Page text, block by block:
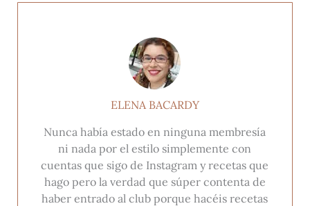
ELENA BACARDY
Nunca había estado en ninguna membresía
ni nada por el estilo simplemente con
cuentas que sigo de Instagram y recetas que
hago pero la verdad que súper contenta de
haber entrado al club porque hacéis recetas